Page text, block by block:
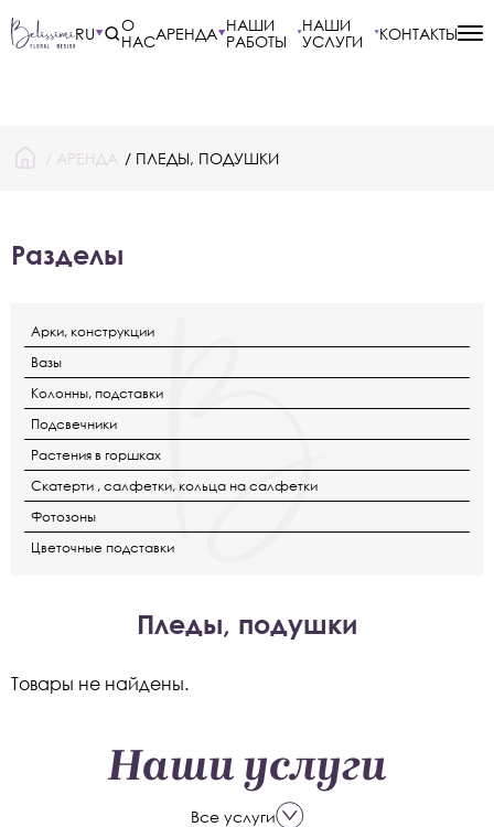
RU
О
НАСАРЕНДА НАШИ
РАБОТЫ
НАШИ
УСЛУГИ
КОНТАКТЫ
/ АРЕНДА / ПЛЕДЫ, ПОДУШКИ
Разделы
Арки, конструкции
Вазы
Колонны, подставки
Подсвечники
Растения в горшках
Скатерти , салфетки, кольца на салфетки
Фотозоны
Цветочные подставки
Пледы, подушки
Товары не найдены.
Наши услуги
Все услуги